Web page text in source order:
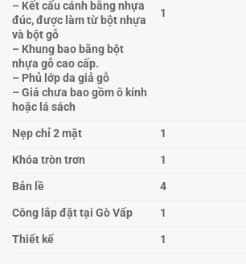
– Kết cấu cánh bằng nhựa
đúc, được làm từ bột nhựa
và bột gỗ
– Khung bao bằng bột
nhựa gỗ cao cấp.
– Phủ lớp da giả gỗ
– Giá chưa bao gồm ô kính
hoặc lá sách
1
Nẹp chỉ 2 mặt 1
Khóa tròn trơn
1
Bản lề
4
Công lắp đặt tại Gò Vấp
1
Thiết kế
1